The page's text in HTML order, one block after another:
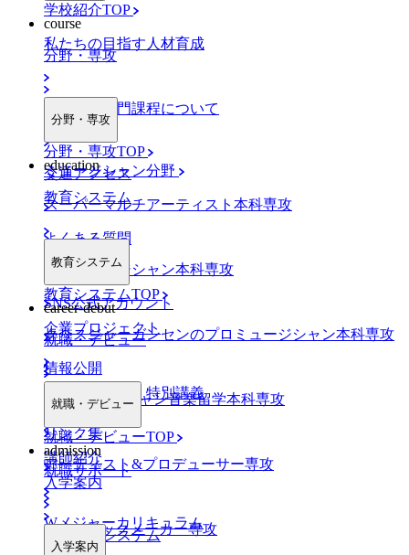
学校紹介TOP
私たちの目指す人材育成
職業実践専門課程について
交通アクセス
よくある質問
SNS公式アカウント
情報公開
リンク集
course
分野・専攻
分野・専攻
分野・専攻TOP
ミュージシャン分野
スーパーマルチアーティスト本科専攻
プロミュージシャン本科専攻
クリスジャーガンセンのプロミュージシャン本科専攻
NYミュージシャン音楽留学本科専攻
アーティスト&プロデューサー専攻
DJ&トラックメーカー専攻
education
教育システム
教育システム
教育システムTOP
企業プロジェクト
業界特別ゼミ・特別講義
講師紹介
Wメジャーカリキュラム
career-debut
就職・デビュー
就職・デビュー
就職・デビューTOP
就職サポート
デビューシステム
admission
入学案内
入学案内